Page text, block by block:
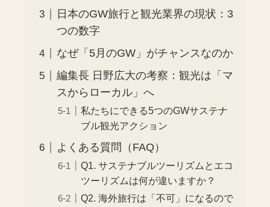
日本のGW旅行と観光業界の現状：3
つの数字
なぜ「5月のGW」がチャンスなのか
編集長 日野広大の考察：観光は「マ
スからローカル」へ
私たちにできる5つのGWサステナ
ブル観光アクション
よくある質問（FAQ）
Q1. サステナブルツーリズムとエコ
ツーリズムは何が違いますか？
Q2. 海外旅行は「不可」になるので